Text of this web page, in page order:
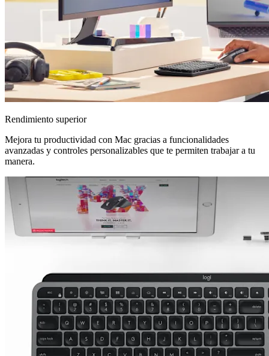
Rendimiento superior
Mejora tu productividad con Mac gracias a funcionalidades
avanzadas y controles personalizables que te permiten trabajar a tu
manera.